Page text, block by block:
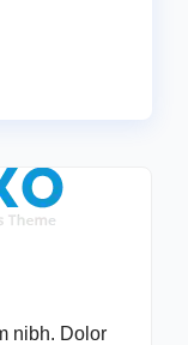
nibh. Dolor